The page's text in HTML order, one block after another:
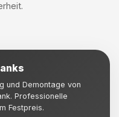
und Demontage von
Professionelle
Festpreis.